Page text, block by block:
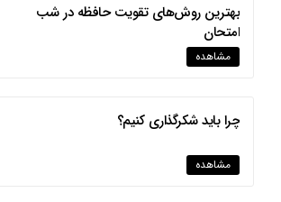
بهترین روش‌های تقویت حافظه در شب
امتحان
مشاهده
چرا باید شکرگذاری کنیم؟
مشاهده